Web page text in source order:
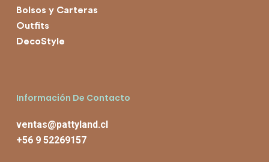
Bolsos y Carteras
Outfits
DecoStyle
Información De Contacto
ventas@pattyland.cl
+56 9 52269157